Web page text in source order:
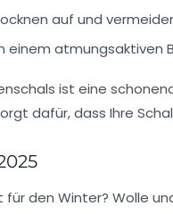
auf und
einem atmungsaktiven
ist eine
dafür, dass Ihre
für den Winter? Wolle